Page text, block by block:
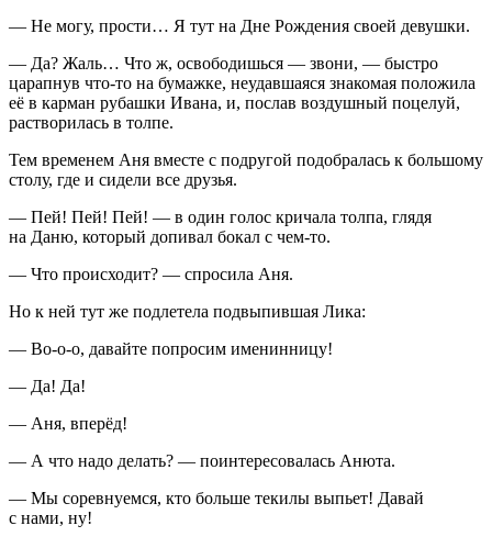
— Не могу, прости… Я тут на Дне Рождения своей девушки.
— Да? Жаль… Что ж, освободишься — звони, — быстро
царапнув что-то на бумажке, неудавшаяся знакомая положила
её в карман рубашки Ивана, и, послав воздушный поцелуй,
растворилась в толпе.
Тем временем Аня вместе с подругой подобралась к большому
столу, где и сидели все друзья.
— Пей! Пей! Пей! — в один голос кричала толпа, глядя
на Даню, который допивал бокал с чем-то.
— Что происходит? — спросила Аня.
Но к ней тут же подлетела подвыпившая Лика:
— Во-о-о, давайте попросим именинницу!
— Да! Да!
— Аня, вперёд!
— А что надо делать? — поинтересовалась Анюта.
— Мы соревнуемся, кто больше текилы выпьет! Давай
с нами, ну!